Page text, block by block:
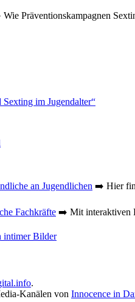
Präventionskampagnen
im Jugendalter“
an Jugendlichen ➡️ Hier
Fachkräfte ➡️ Mit interaktiven
intimer Bilder
.
Kanälen von Innocence in